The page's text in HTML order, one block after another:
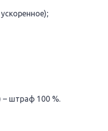
– штраф 100 %.